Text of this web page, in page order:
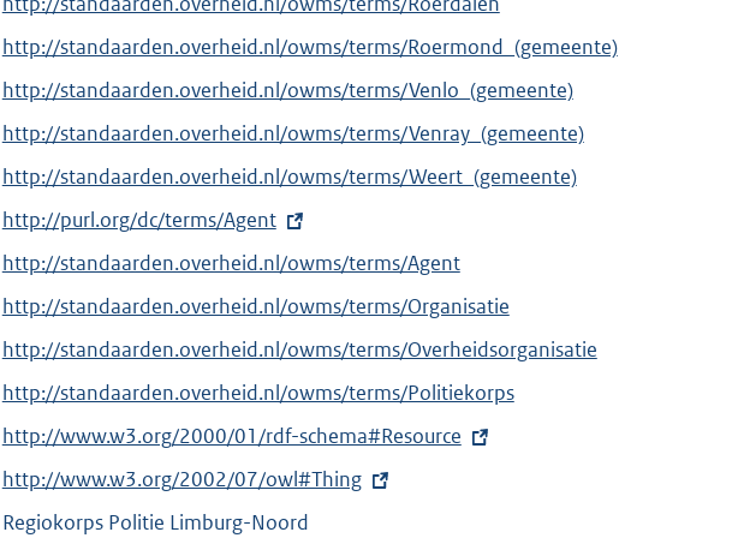
http://standaarden.overheid.nl/owms/terms/Roermond_(gemeente)
http://standaarden.overheid.nl/owms/terms/Venlo_(gemeente)
http://standaarden.overheid.nl/owms/terms/Venray_(gemeente)
http://standaarden.overheid.nl/owms/terms/Weert_(gemeente)
E
x
e
r
n
l
i
n
http://purl.org/dc/terms/Agent
http://standaarden.overheid.nl/owms/terms/Agent
http://standaarden.overheid.nl/owms/terms/Organisatie
http://standaarden.overheid.nl/owms/terms/Overheidsorganisatie
http://standaarden.overheid.nl/owms/terms/Politiekorps
E
x
http://www.w3.org/2000/01/rdf-schema#Resource
E
x
http://www.w3.org/2002/07/owl#Thing
Regiokorps Politie Limburg-Noord